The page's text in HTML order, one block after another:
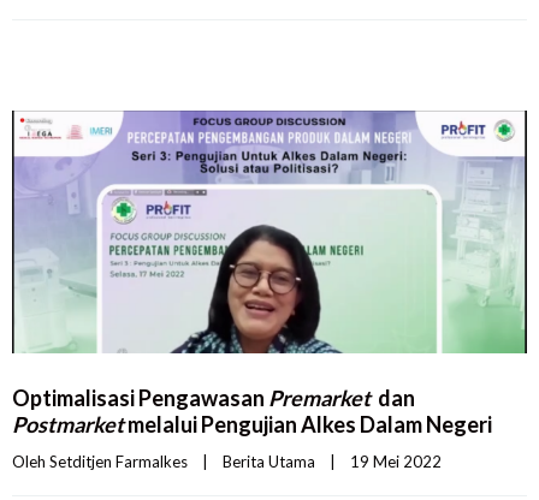
Optimalisasi Pengawasan Premarketdan
Postmarketmelalui Pengujian Alkes Dalam Negeri
Oleh Setditjen Farmalkes Berita Utama 19 Mei 2022